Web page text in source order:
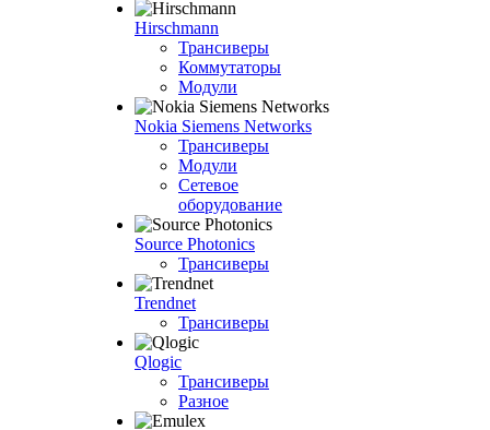
Hirschmann
Трансиверы
Коммутаторы
Модули
Nokia Siemens Networks
Трансиверы
Модули
Сетевое
оборудование
Source Photonics
Трансиверы
Trendnet
Трансиверы
Qlogic
Трансиверы
Разное